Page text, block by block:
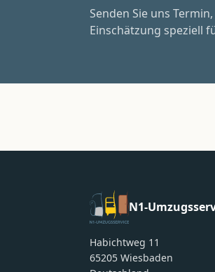
Senden Sie uns
Einschätzung speziell
N1-
Habichtweg 11
65205 Wiesbaden